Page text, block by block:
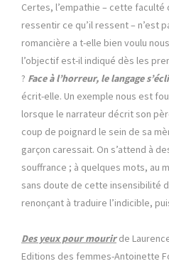
Certes, l’empathie – cette faculté
ressentir ce qu’il ressent – n’est
romancière a t-elle bien voulu
l’objectif est-il indiqué dès les
? Face à l’horreur, le langage
écrit-elle. Un exemple nous est
lorsque le narrateur décrit son
coup de poignard le sein de sa
garçon caressait. On s’attend à
souffrance ; à quelques mots, au
sans doute de cette insensibilité
renonçant à traduire l’indicible,
Des yeux pour mourirde
Editions des femmes-Antoinette